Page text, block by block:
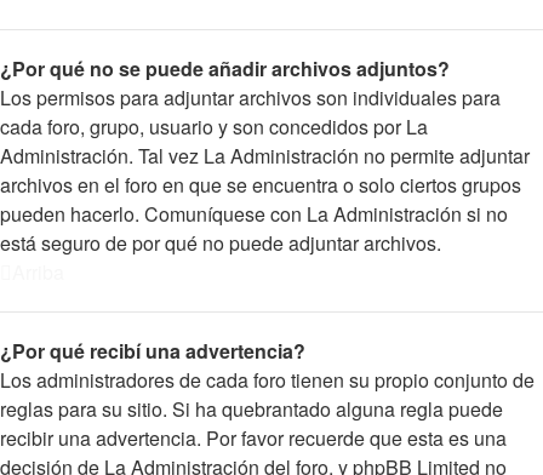
¿Por qué no se puede añadir archivos adjuntos?
Los permisos para adjuntar archivos son individuales para
cada foro, grupo, usuario y son concedidos por La
Administración. Tal vez La Administración no permite adjuntar
archivos en el foro en que se encuentra o solo ciertos grupos
pueden hacerlo. Comuníquese con La Administración si no
está seguro de por qué no puede adjuntar archivos.
¿Por qué recibí una advertencia?
Los administradores de cada foro tienen su propio conjunto de
reglas para su sitio. Si ha quebrantado alguna regla puede
recibir una advertencia. Por favor recuerde que esta es una
decisión de La Administración del foro, y phpBB Limited no